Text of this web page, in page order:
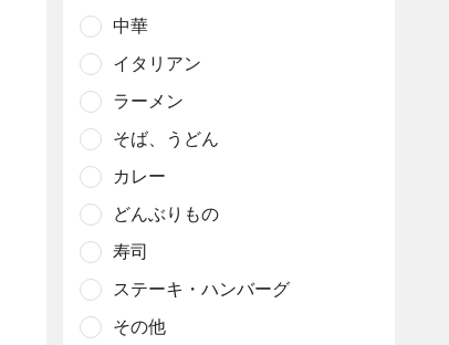
中華
イタリアン
ラーメン
そば、うどん
カレー
どんぶりもの
寿司
ステーキ・ハンバーグ
その他